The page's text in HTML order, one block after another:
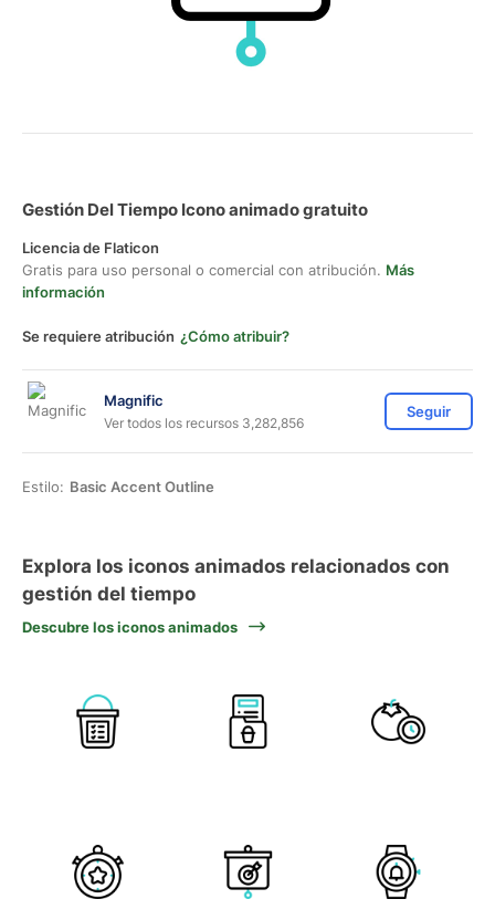
Gestión Del Tiempo Icono animado gratuito
Licencia de Flaticon
Gratis para uso personal o comercial con atribución. Más
información
Se requiere atribución ¿Cómo atribuir?
Magnific
Ver todos los recursos 3,282,856
Seguir
Estilo: Basic Accent Outline
Explora los iconos animados relacionados con
gestión del tiempo
Descubre los iconos animados